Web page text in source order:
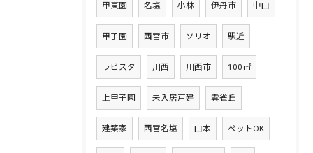
甲東園 名塩 小林 伊丹市 中山
甲子園 西宮市 ソリオ 駅近
ラビスタ 川西 川西市 100㎡
上甲子園 未入居戸建 雲雀丘
建築家 西宮名塩 山本 ペットOK